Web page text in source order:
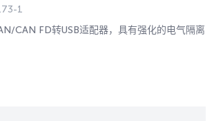
1
CAN FD转USB适配器，具有强化的电气隔离